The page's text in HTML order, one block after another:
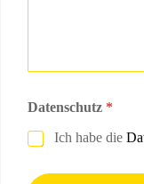
Datenschutz *
Ich habe die